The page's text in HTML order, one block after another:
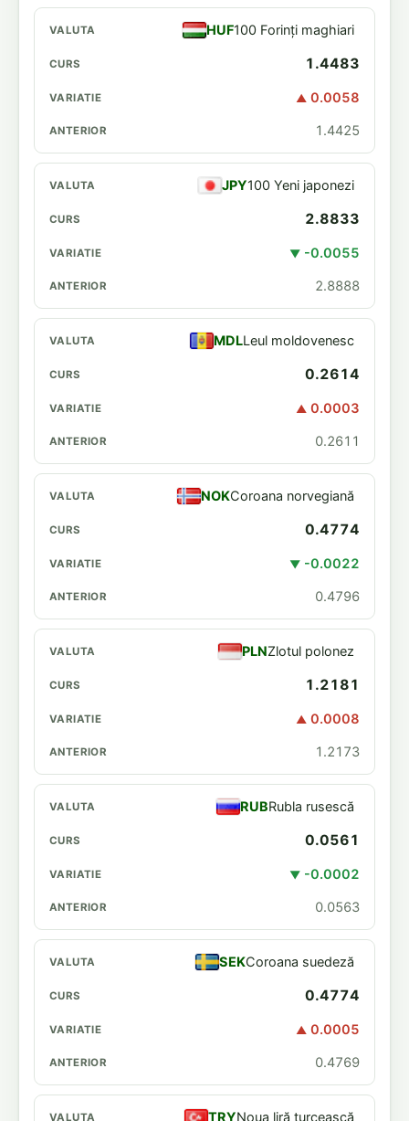
HUF100 Forinți maghiari
1.4483
▲ 0.0058
1.4425
JPY100 Yeni japonezi
2.8833
▼ -0.0055
2.8888
MDLLeul moldovenesc
0.2614
▲ 0.0003
0.2611
NOKCoroana norvegiană
0.4774
▼ -0.0022
0.4796
PLNZlotul polonez
1.2181
▲ 0.0008
1.2173
RUBRubla rusescă
0.0561
▼ -0.0002
0.0563
SEKCoroana suedeză
0.4774
▲ 0.0005
0.4769
TRYNoua liră turcească